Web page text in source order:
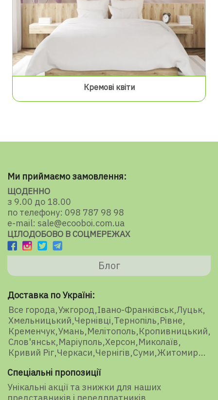
Кремові квіти
Ми приймаємо замовлення:
ЩОДЕННО
з 9.00 до 18.00
по телефону: 098 787 98 98
e-mail: sale@ecooboi.com.ua
ЦІЛОДОБОВО В СОЦМЕРЕЖАХ
Блог
Доставка по Україні:
Все города Ужгород Івано-Франківськ Луцьк
Хмельницький Чернівці Тернопіль Рівне
Кременчук Умань Мелітополь Кропивницький
Слов'янськ Маріуполь Херсон Миколаїв
Кривий Ріг Черкаси Чернігів Суми Житомир
Спеціальні пропозиції
Унікальні акції та знижки для наших
представників і передплатників